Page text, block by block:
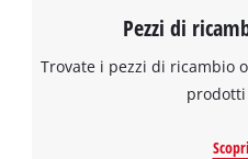
Pezzi di
Trovate i pezzi di ricambio